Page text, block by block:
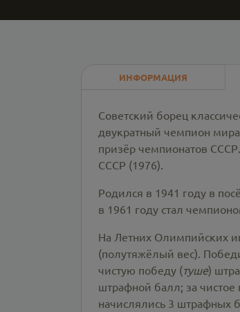
ИНФОРМАЦИЯ
Советский борец
двукратный чемпион
призёр чемпионатов
СССР (1976).
Родился в 1941 году в
в 1961 году стал
На Летних Олимпийских
(полутяжёлый вес).
чистую победу (туше)
штрафной балл; за
начислялись 3 штрафных